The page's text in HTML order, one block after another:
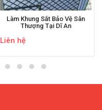
Làm Khung Sắt Bảo Vệ Sân
Thượng Tại Dĩ An
Liên hệ